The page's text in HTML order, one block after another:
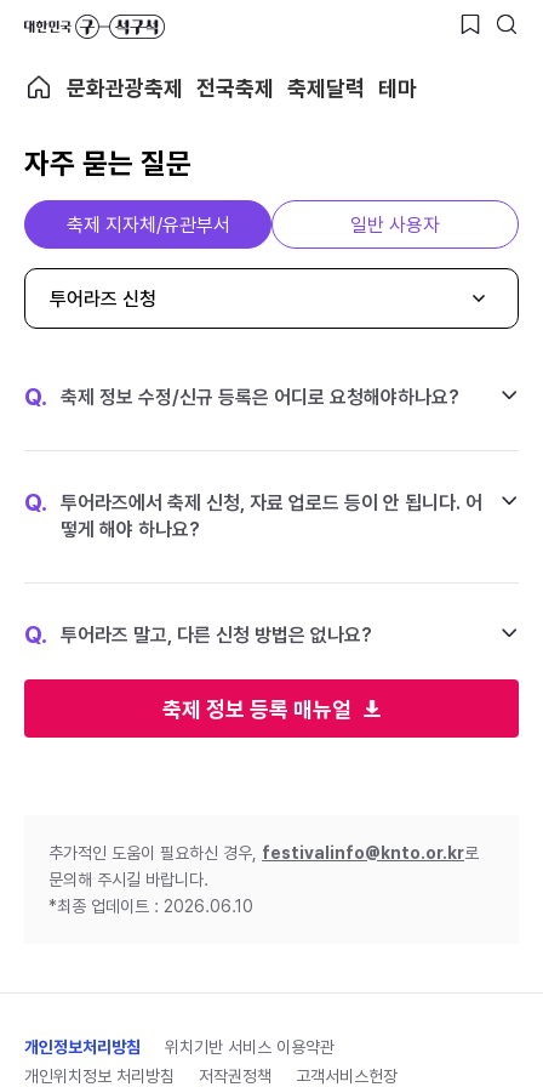
문화관광축제 전국축제 축제달력 테마
자주 묻는 질문
축제 정보 등록 매뉴얼
축제 지자체/유관부서 일반 사용자
투어라즈 신청
Q. 축제 정보 수정/신규 등록은 어디로 요청해야하나요?
Q.
투어라즈에서 축제 신청, 자료 업로드 등이 안 됩니다. 어
떻게 해야 하나요?
Q. 투어라즈 말고, 다른 신청 방법은 없나요?
추가적인 도움이 필요하신 경우, festivalinfo@knto.or.kr로
문의해 주시길 바랍니다.
*최종 업데이트 : 2026.06.10
개인정보처리방침
위치기반 서비스 이용약관
개인위치정보 처리방침
저작권정책 고객서비스헌장